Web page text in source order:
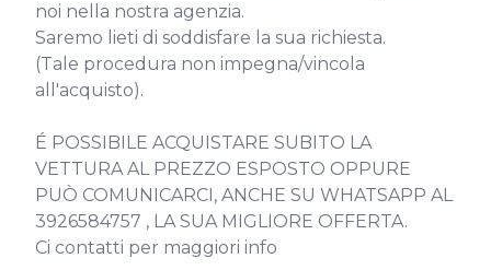
noi nella nostra agenzia.
Saremo lieti di soddisfare la sua richiesta.
(Tale procedura non impegna/vincola
all'acquisto).
É POSSIBILE ACQUISTARE SUBITO LA
VETTURA AL PREZZO ESPOSTO OPPURE
PUÒ COMUNICARCI, ANCHE SU WHATSAPP AL
3926584757 , LA SUA MIGLIORE OFFERTA.
Ci contatti per maggiori info